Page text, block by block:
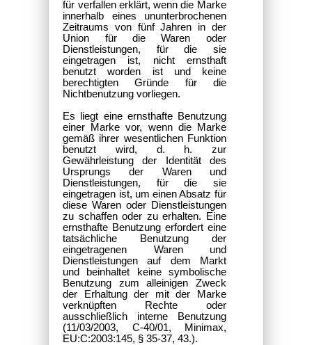
für verfallen erklärt, wenn die Marke
innerhalb eines ununterbrochenen
Zeitraums von fünf Jahren in der
Union für die Waren oder
Dienstleistungen, für die sie
eingetragen ist, nicht ernsthaft
benutzt worden ist und keine
berechtigten Gründe für die
Nichtbenutzung vorliegen.
Es liegt eine ernsthafte Benutzung
einer Marke vor, wenn die Marke
gemäß ihrer wesentlichen Funktion
benutzt wird, d. h. zur
Gewährleistung der Identität des
Ursprungs der Waren und
Dienstleistungen, für die sie
eingetragen ist, um einen Absatz für
diese Waren oder Dienstleistungen
zu schaffen oder zu erhalten. Eine
ernsthafte Benutzung erfordert eine
tatsächliche Benutzung der
eingetragenen Waren und
Dienstleistungen auf dem Markt
und beinhaltet keine symbolische
Benutzung zum alleinigen Zweck
der Erhaltung der mit der Marke
verknüpften Rechte oder
ausschließlich interne Benutzung
(11/03/2003, C-40/01, Minimax,
EU:C:2003:145, § 35-37, 43.).